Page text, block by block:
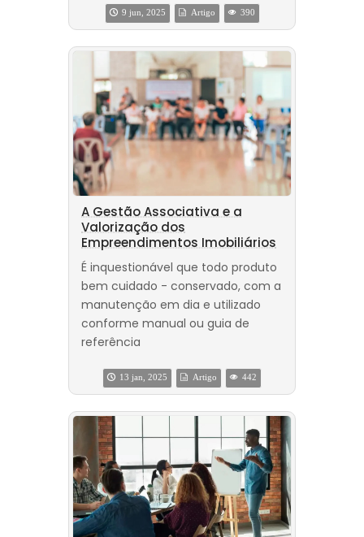
9 jun, 2025 Artigo 390
A Gestão Associativa e a
Valorização dos
Empreendimentos Imobiliários
É inquestionável que todo produto
bem cuidado - conservado, com a
manutenção em dia e utilizado
conforme manual ou guia de
referência
13 jan, 2025 Artigo 442